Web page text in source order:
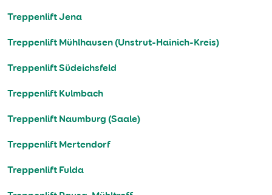
Treppenlift Jena
Treppenlift Mühlhausen (Unstrut-Hainich-Kreis)
Treppenlift Südeichsfeld
Treppenlift Kulmbach
Treppenlift Naumburg (Saale)
Treppenlift Mertendorf
Treppenlift Fulda